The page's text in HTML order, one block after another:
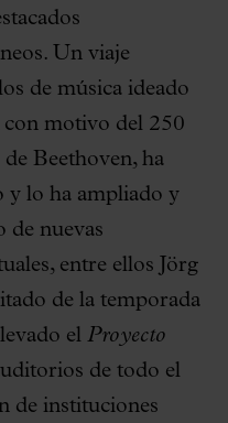
Un viaje
de música ideado
motivo del 250
Beethoven, ha
y lo ha ampliado y
de nuevas
entre ellos Jörg
de la temporada
el Proyecto
de todo el
de instituciones